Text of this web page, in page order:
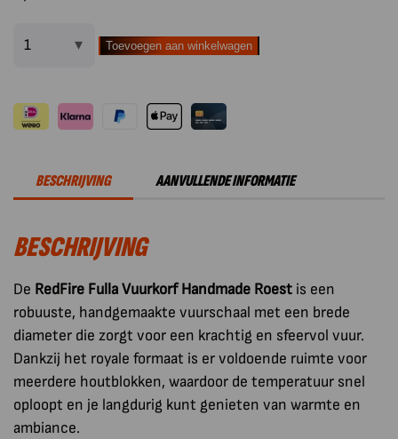
RedFire
Vuurkorf
Handmade
aantal
Toevoegen aan winkelwagen
BESCHRIJVING AANVULLENDE INFORMATIE
BESCHRIJVING
De RedFire Fulla Vuurkorf Handmade Roest is een
robuuste, handgemaakte vuurschaal met een brede
diameter die zorgt voor een krachtig en sfeervol vuur.
Dankzij het royale formaat is er voldoende ruimte voor
meerdere houtblokken, waardoor de temperatuur snel
oploopt en je langdurig kunt genieten van warmte en
ambiance.